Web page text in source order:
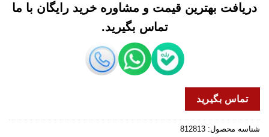
دریافت بهترین قیمت و مشاوره خرید رایگان با ما
تماس بگیرید.
تماس بگیرید
شناسه محصول: 812813